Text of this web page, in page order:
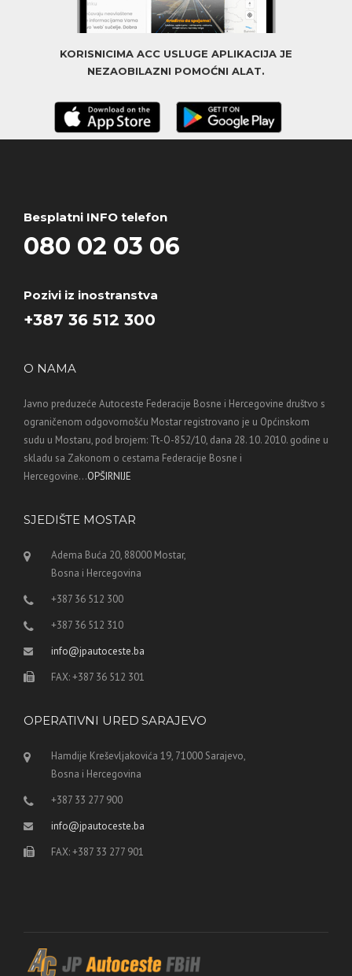
KORISNICIMA ACC USLUGE APLIKACIJA JE
NEZAOBILAZNI POMOĆNI ALAT.
Besplatni INFO telefon
080 02 03 06
Pozivi iz inostranstva
+387 36 512 300
O NAMA
Javno preduzeće Autoceste Federacije Bosne i Hercegovine društvo s
ograničenom odgovornošću Mostar registrovano je u Općinskom
sudu u Mostaru, pod brojem: Tt-O-852/10, dana 28. 10. 2010. godine u
skladu sa Zakonom o cestama Federacije Bosne i
Hercegovine...OPŠIRNIJE
SJEDIŠTE MOSTAR
Adema Buća 20, 88000 Mostar,
Bosna i Hercegovina
+387 36 512 300
+387 36 512 310
info@jpautoceste.ba
FAX: +387 36 512 301
OPERATIVNI URED SARAJEVO
Hamdije Kreševljakovića 19, 71000 Sarajevo,
Bosna i Hercegovina
+387 33 277 900
info@jpautoceste.ba
FAX: +387 33 277 901